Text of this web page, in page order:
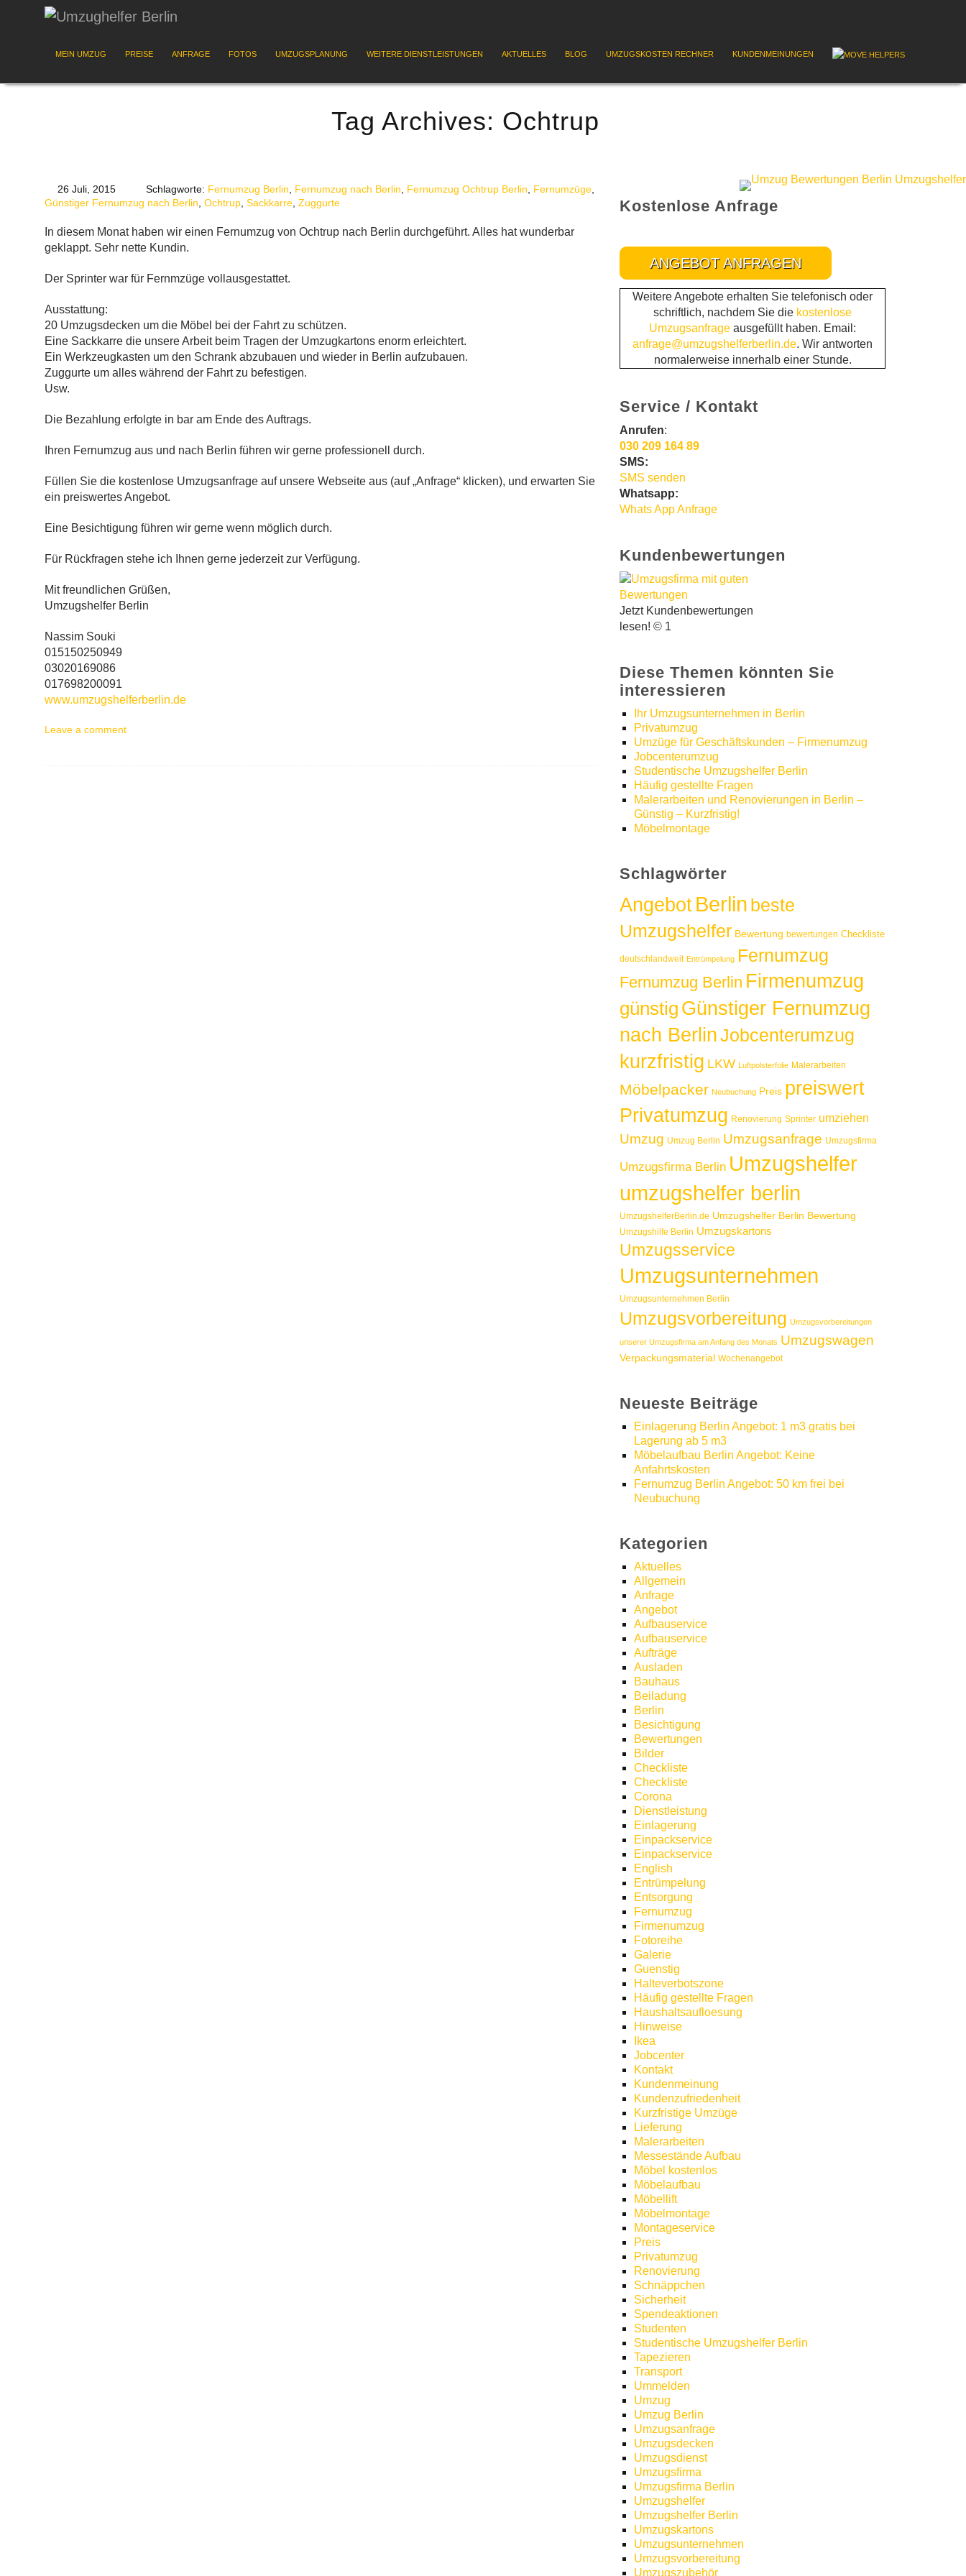
MEIN UMZUG PREISE ANFRAGE FOTOS UMZUGSPLANUNG WEITERE DIENSTLEISTUNGEN AKTUELLES BLOG UMZUGSKOSTEN RECHNER KUNDENMEINUNGEN
Tag Archives: Ochtrup
26 Juli, 2015 Schlagworte: Fernumzug Berlin Fernumzug nach Berlin Fernumzug Ochtrup Berlin Fernumzüge
Günstiger Fernumzug nach Berlin Ochtrup Sackkarre Zuggurte
In diesem Monat haben wir einen Fernumzug von Ochtrup nach Berlin durchgeführt. Alles hat wunderbar
geklappt. Sehr nette Kundin.
Der Sprinter war für Fernmzüge vollausgestattet.
Ausstattung:
20 Umzugsdecken um die Möbel bei der Fahrt zu schützen.
Eine Sackkarre die unsere Arbeit beim Tragen der Umzugkartons enorm erleichtert.
Ein Werkzeugkasten um den Schrank abzubauen und wieder in Berlin aufzubauen.
Zuggurte um alles während der Fahrt zu befestigen.
Usw.
Die Bezahlung erfolgte in bar am Ende des Auftrags.
Ihren Fernumzug aus und nach Berlin führen wir gerne professionell durch.
Füllen Sie die kostenlose Umzugsanfrage auf unsere Webseite aus (auf „Anfrage“ klicken), und erwarten Sie
ein preiswertes Angebot.
Eine Besichtigung führen wir gerne wenn möglich durch.
Für Rückfragen stehe ich Ihnen gerne jederzeit zur Verfügung.
Mit freundlichen Grüßen,
Umzugshelfer Berlin
Nassim Souki
015150250949
03020169086
017698200091
www.umzugshelferberlin.de
Leave a comment
Kostenlose Anfrage
ANGEBOT ANFRAGEN
Weitere Angebote erhalten Sie telefonisch oder
schriftlich, nachdem Sie die kostenlose
Umzugsanfrage ausgefüllt haben. Email:
anfrage@umzugshelferberlin.de. Wir antworten
normalerweise innerhalb einer Stunde.
Service / Kontakt
Anrufen:
030 209 164 89
SMS:
SMS senden
Whatsapp:
Whats App Anfrage
Kundenbewertungen
Jetzt Kundenbewertungen
lesen! © 1
Diese Themen könnten Sie
interessieren
Ihr Umzugsunternehmen in Berlin
Privatumzug
Umzüge für Geschäftskunden – Firmenumzug
Jobcenterumzug
Studentische Umzugshelfer Berlin
Häufig gestellte Fragen
Malerarbeiten und Renovierungen in Berlin –
Günstig – Kurzfristig!
Möbelmontage
Schlagwörter
AngebotBerlin beste
Umzugshelfer Bewertung bewertungen Checkliste
deutschlandweit Entrümpelung Fernumzug
Fernumzug Berlin Firmenumzug
günstig Günstiger Fernumzug
nach BerlinJobcenterumzug
kurzfristig LKW Luftpolsterfolie Malerarbeiten
Möbelpacker Neubuchung Preis preiswert
Privatumzug Renovierung Sprinter umziehen
Umzug Umzug Berlin Umzugsanfrage Umzugsfirma
Umzugsfirma Berlin Umzugshelfer
umzugshelfer berlin
UmzugshelferBerlin.de Umzugshelfer Berlin Bewertung
Umzugshilfe Berlin Umzugskartons
Umzugsservice
Umzugsunternehmen
Umzugsunternehmen Berlin
Umzugsvorbereitung Umzugsvorbereitungen
unserer Umzugsfirma am Anfang des Monats Umzugswagen
Verpackungsmaterial Wochenangebot
Neueste Beiträge
Einlagerung Berlin Angebot: 1 m3 gratis bei
Lagerung ab 5 m3
Möbelaufbau Berlin Angebot: Keine
Anfahrtskosten
Fernumzug Berlin Angebot: 50 km frei bei
Neubuchung
Kategorien
Aktuelles
Allgemein
Anfrage
Angebot
Aufbauservice
Aufbauservice
Aufträge
Ausladen
Bauhaus
Beiladung
Berlin
Besichtigung
Bewertungen
Bilder
Checkliste
Checkliste
Corona
Dienstleistung
Einlagerung
Einpackservice
Einpackservice
English
Entrümpelung
Entsorgung
Fernumzug
Firmenumzug
Fotoreihe
Galerie
Guenstig
Halteverbotszone
Häufig gestellte Fragen
Haushaltsaufloesung
Hinweise
Ikea
Jobcenter
Kontakt
Kundenmeinung
Kundenzufriedenheit
Kurzfristige Umzüge
Lieferung
Malerarbeiten
Messestände Aufbau
Möbel kostenlos
Möbelaufbau
Möbellift
Möbelmontage
Montageservice
Preis
Privatumzug
Renovierung
Schnäppchen
Sicherheit
Spendeaktionen
Studenten
Studentische Umzugshelfer Berlin
Tapezieren
Transport
Ummelden
Umzug
Umzug Berlin
Umzugsanfrage
Umzugsdecken
Umzugsdienst
Umzugsfirma
Umzugsfirma Berlin
Umzugshelfer
Umzugshelfer Berlin
Umzugskartons
Umzugsunternehmen
Umzugsvorbereitung
Umzugszubehör